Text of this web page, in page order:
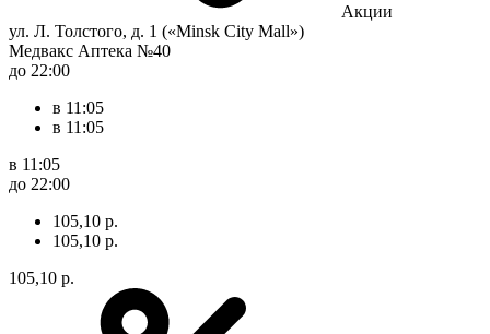
Акции
ул. Л. Толстого, д. 1 («Minsk City Mall»)
Медвакс Аптека №40
до 22:00
в 11:05
в 11:05
в 11:05
до 22:00
105,10 р.
105,10 р.
105,10 р.